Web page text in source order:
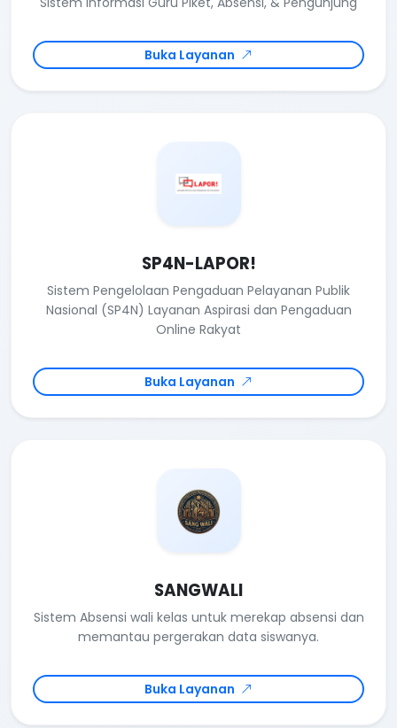
Buka Layanan
SP4N-LAPOR!
Sistem Pengelolaan Pengaduan Pelayanan Publik
Nasional (SP4N) Layanan Aspirasi dan Pengaduan
Online Rakyat
Buka Layanan
SANGWALI
Sistem Absensi wali kelas untuk merekap absensi dan
memantau pergerakan data siswanya.
Buka Layanan